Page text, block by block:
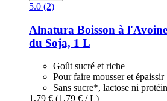
5.0 (2)
Alnatura Boisson à
du Soja, 1 L
Goût sucré et riche
Pour faire mousser et épaissir
Sans sucre*, lactose ni
1,79 € (1,79 € / L)